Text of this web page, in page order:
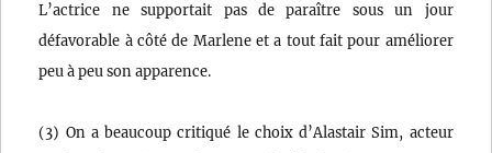
L’actrice ne supportait pas de paraître sous un jour
défavorable à côté de Marlene et a tout fait pour améliorer
peu à peu son apparence.
(3) On a beaucoup critiqué le choix d’Alastair Sim, acteur